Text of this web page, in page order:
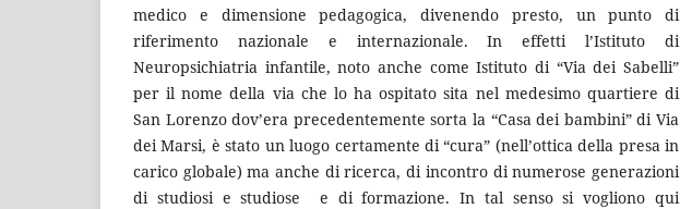
medico e dimensione pedagogica, divenendo presto, un punto di
riferimento nazionale e internazionale. In effetti l’Istituto di
Neuropsichiatria infantile, noto anche come Istituto di “Via dei Sabelli”
per il nome della via che lo ha ospitato sita nel medesimo quartiere di
San Lorenzo dov’era precedentemente sorta la “Casa dei bambini” di Via
dei Marsi, è stato un luogo certamente di “cura” (nell’ottica della presa in
carico globale) ma anche di ricerca, di incontro di numerose generazioni
di studiosi e studiose e di formazione. In tal senso si vogliono qui